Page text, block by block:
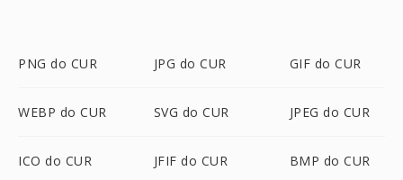
PNG do CUR JPG do CUR GIF do CUR
WEBP do CUR SVG do CUR JPEG do CUR
ICO do CUR JFIF do CUR BMP do CUR